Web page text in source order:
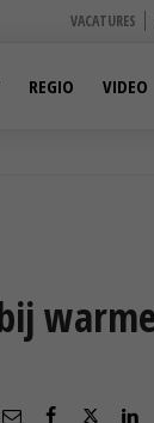
VACATURES
REGIO VIDEO